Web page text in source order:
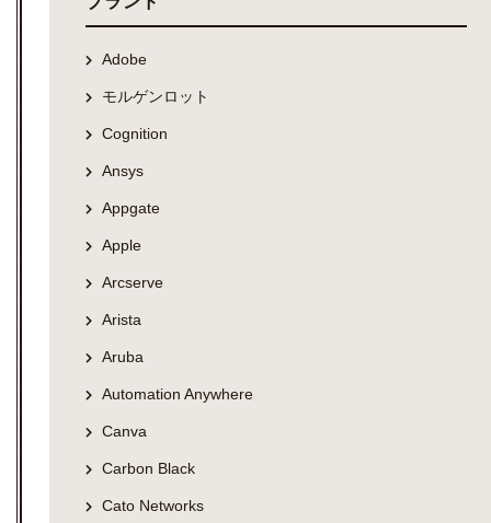
Adobe
モルゲンロット
Cognition
Ansys
Appgate
Apple
Arcserve
Arista
Aruba
Automation Anywhere
Canva
Carbon Black
Cato Networks